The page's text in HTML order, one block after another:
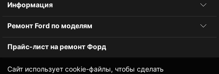
Сайт использует cookie-файлы, чтобы сделать
Информация
Ремонт Ford по моделям
Прайс-лист на ремонт Форд